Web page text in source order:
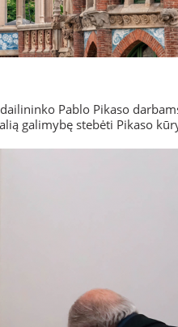
Pablo Pikaso
galimybę stebėti Pikaso